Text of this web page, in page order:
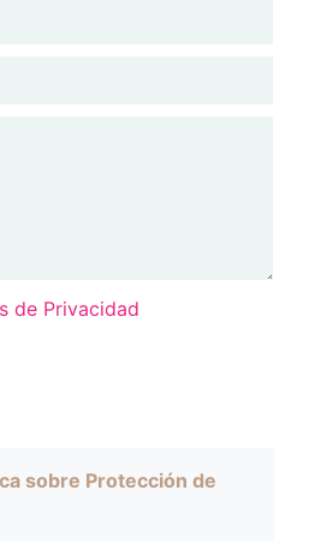
de Privacidad
sobre Protección de